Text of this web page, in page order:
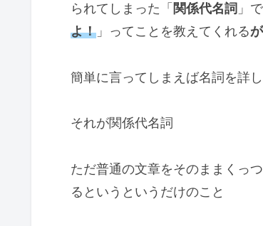
られてしまった「 関係代名詞 」
よ！ 」ってことを教えてくれる
簡単に言ってしまえば名詞を詳
それが関係代名詞
ただ普通の文章をそのままくっ
るというというだけのこと